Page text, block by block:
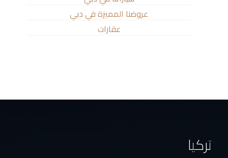
عروضنا المميزة في دبي
عقارات
تركيا